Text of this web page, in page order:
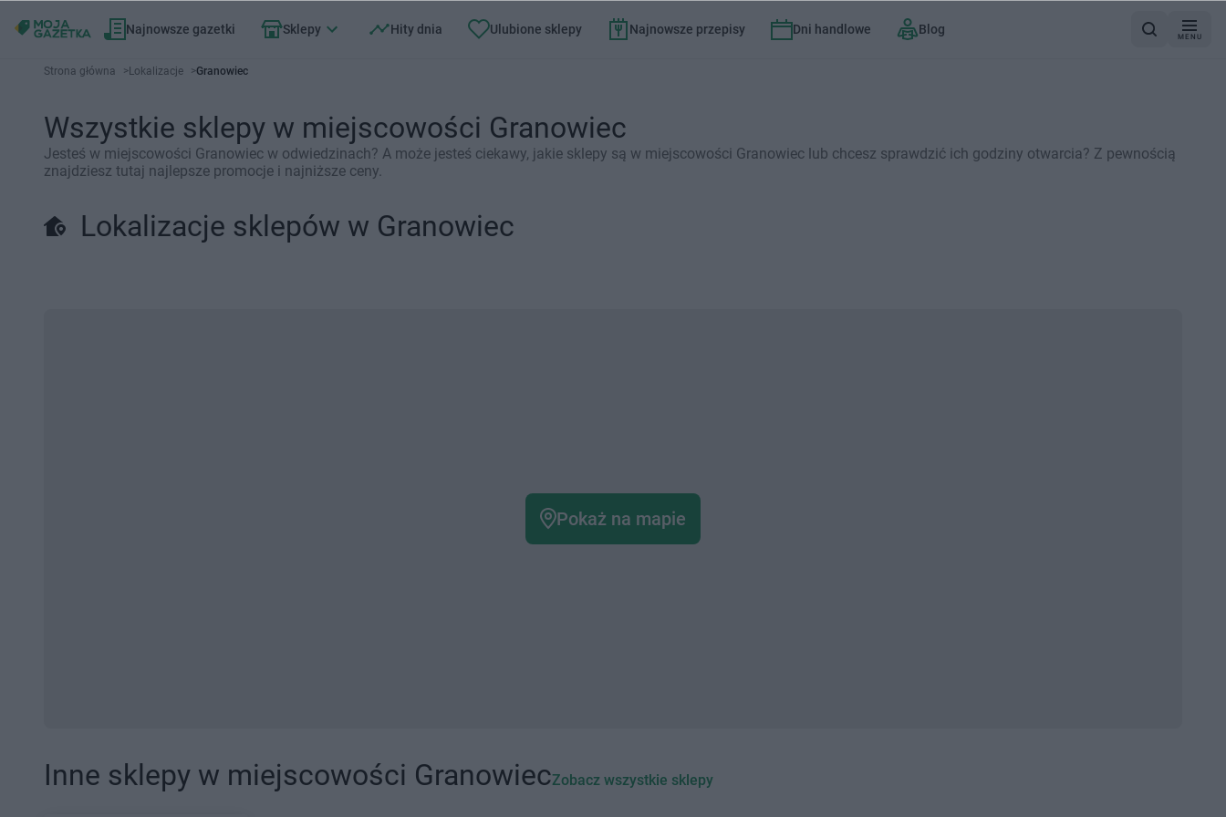
Najnowsze gazetki Sklepy Hity dnia Ulubione sklepy Najnowsze przepisy Dni handlowe Blog
MENU
Strona główna >Lokalizacje >Granowiec
Wszystkie sklepy w miejscowości Granowiec
Jesteś w miejscowości Granowiec w odwiedzinach? A może jesteś ciekawy, jakie sklepy są w miejscowości Granowiec lub chcesz sprawdzić ich godziny otwarcia? Z pewnością
znajdziesz tutaj najlepsze promocje i najniższe ceny.
Lokalizacje sklepów w Granowiec
Pokaż na mapie
Inne sklepy w miejscowości GranowiecZobacz wszystkie sklepy